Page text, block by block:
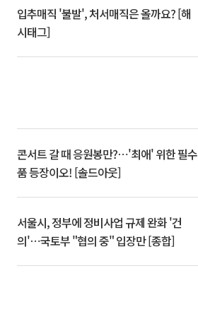
입추매직 '불발', 처서매직은 올까요? [해
시태그]
콘서트 갈 때 응원봉만?⋯'최애' 위한 필수
품 등장이오! [솔드아웃]
서울시, 정부에 정비사업 규제 완화 '건
의'⋯국토부 "협의 중" 입장만 [종합]